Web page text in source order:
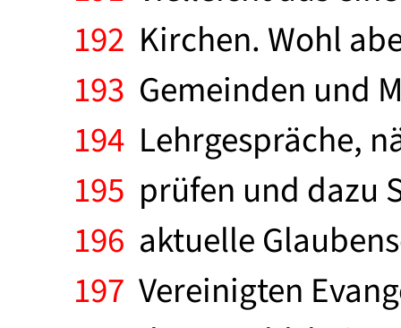
192 Kirchen. Wohl
193 Gemeinden und
194 Lehrgespräche,
195 prüfen und dazu
196 aktuelle
197 Vereinigten